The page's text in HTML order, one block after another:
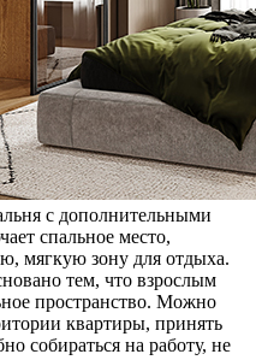
с дополнительными
спальное место,
мягкую зону для отдыха.
тем, что взрослым
пространство. Можно
квартиры, принять
собираться на работу, не